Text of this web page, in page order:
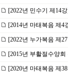
[2022년 민수기 제14
[2014년 마태복음 제4
[2022년 누가복음 제
[2015년 부활절수양
[2020년 마태복음 제